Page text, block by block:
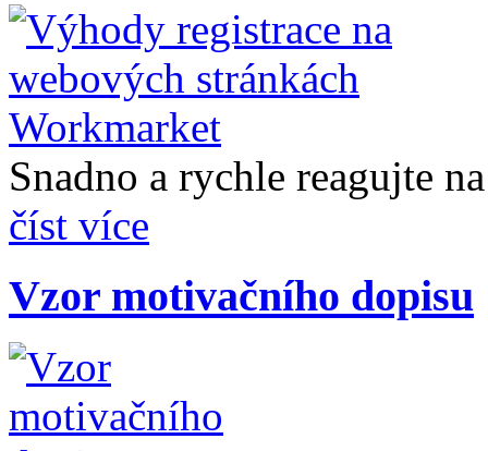
Snadno a rychle reagujte
číst více
Vzor motivačního dopisu